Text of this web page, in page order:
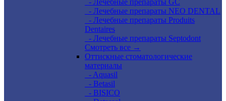
- Лечебные препараты GC
- Лечебные препараты NEO DENTAL
- Лечебные препараты Produits
Dentaires
- Лечебные препараты Septodont
Смотреть все →
Оттискные стоматологические
материалы
- Aquasil
- Betasil
- BISICO